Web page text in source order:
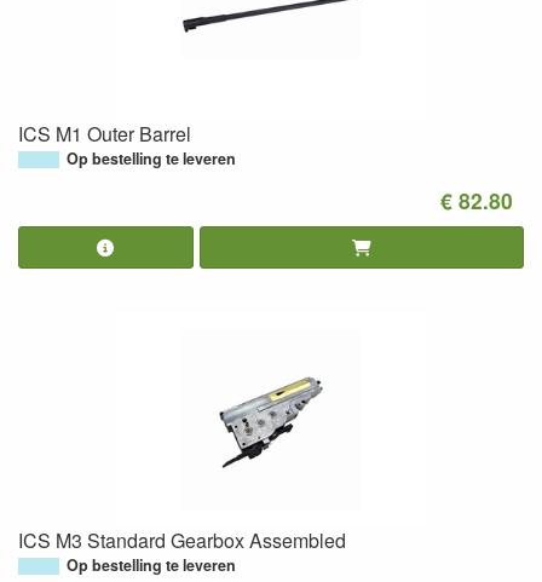
ICS M1 Outer Barrel
Op bestelling te leveren
€ 82.80
ICS M3 Standard Gearbox Assembled
Op bestelling te leveren